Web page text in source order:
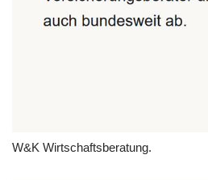
W&K Wirtschaftsberatung.